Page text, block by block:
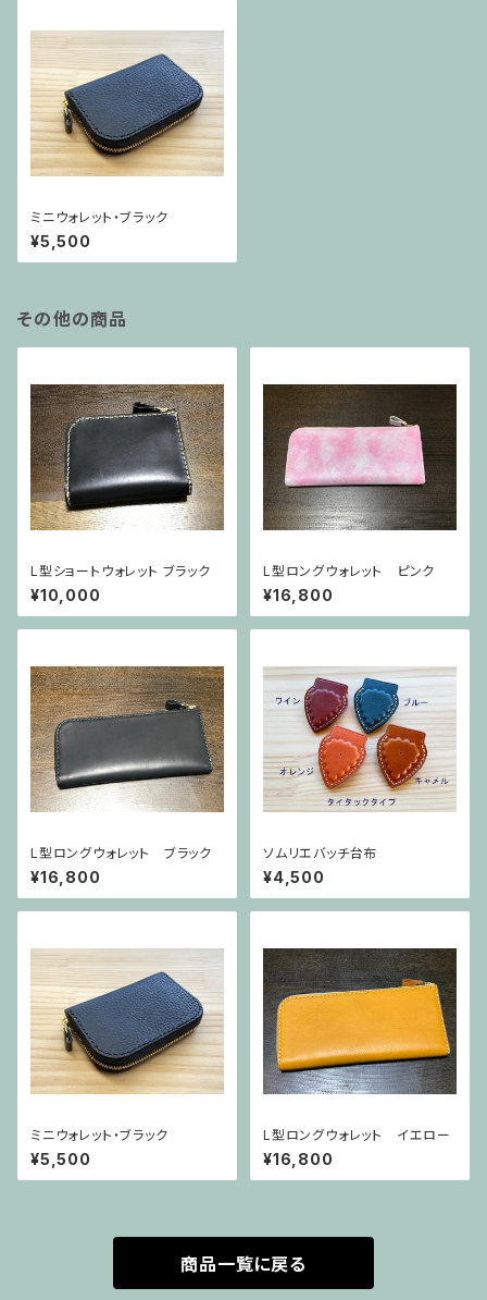
ミニウォレット・ブラック
¥5,500
その他の商品
L型ショートウォレット ブラック
¥10,000
L型ロングウォレット ピンク
¥16,800
L型ロングウォレット ブラック
¥16,800
ソムリエバッチ台布
¥4,500
ミニウォレット・ブラック
¥5,500
L型ロングウォレット イエロー
¥16,800
商品一覧に戻る